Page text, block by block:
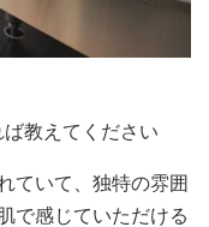
ば教えてください
ていて、独特の雰囲
で感じていただける